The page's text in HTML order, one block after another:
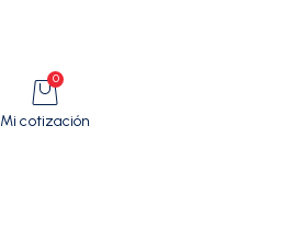
0
Mi cotización